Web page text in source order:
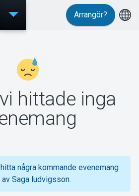
Support
Arrangör?
hittade inga
några kommande evenemang
Saga ludvigsson.